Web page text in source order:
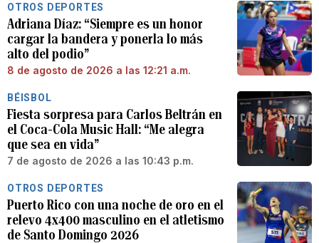
OTROS DEPORTES
Adriana Díaz: “Siempre es un honor
cargar la bandera y ponerla lo más
alto del podio”
8 de agosto de 2026 a las 12:21 a.m.
BÉISBOL
Fiesta sorpresa para Carlos Beltrán en
el Coca-Cola Music Hall: “Me alegra
que sea en vida”
7 de agosto de 2026 a las 10:43 p.m.
OTROS DEPORTES
Puerto Rico con una noche de oro en el
relevo 4x400 masculino en el atletismo
de Santo Domingo 2026